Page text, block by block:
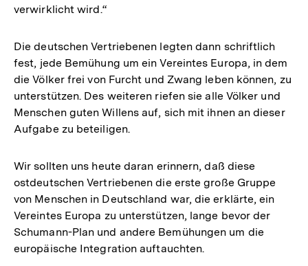
verwirklicht wird.“
Die deutschen Vertriebenen legten dann schriftlich
fest, jede Bemühung um ein Vereintes Europa, in dem
die Völker frei von Furcht und Zwang leben können, zu
unterstützen. Des weiteren riefen sie alle Völker und
Menschen guten Willens auf, sich mit ihnen an dieser
Aufgabe zu beteiligen.
Wir sollten uns heute daran erinnern, daß diese
ostdeutschen Vertriebenen die erste große Gruppe
von Menschen in Deutschland war, die erklärte, ein
Vereintes Europa zu unterstützen, lange bevor der
Schumann-Plan und andere Bemühungen um die
europäische Integration auftauchten.